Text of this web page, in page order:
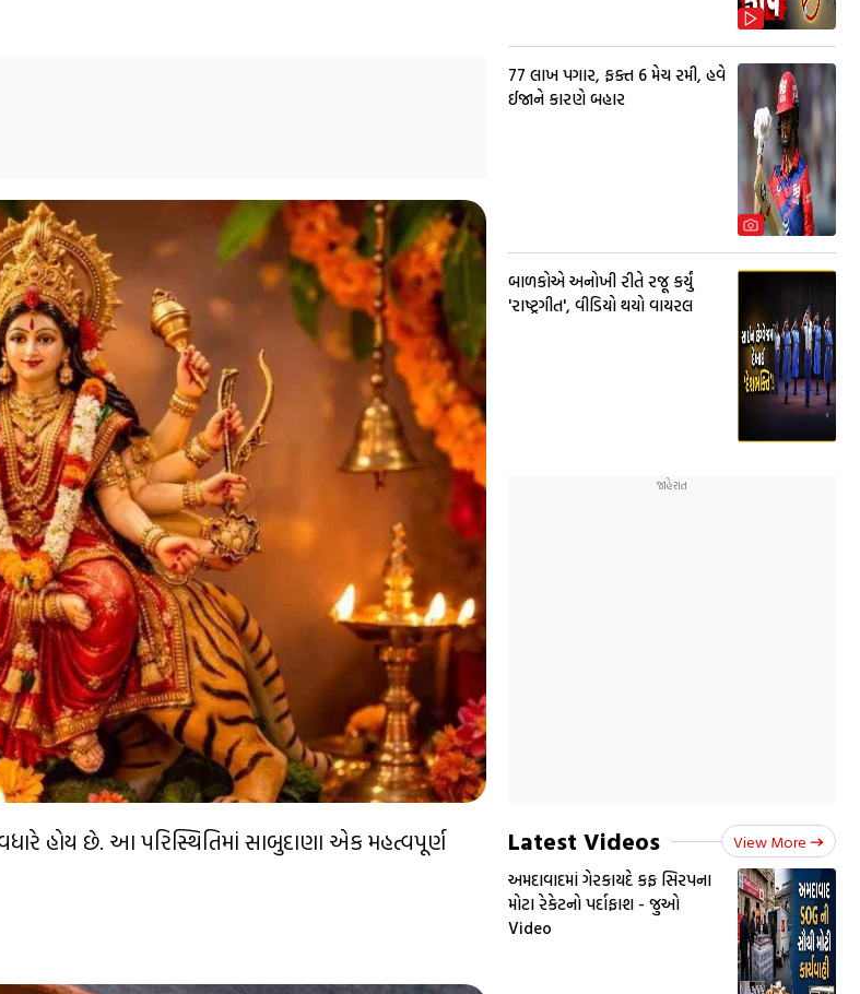
હોય છે. આ પરિસ્થિતિમાં સાબુદાણા એક મહત્વપૂર્ણ
77 લાખ પગાર, ફક્ત 6 મેચ રમી, હવે
ઈજાને કારણે બહાર
બાળકોએ અનોખી રીતે રજૂ કર્યું
'રાષ્ટ્રગીત', વીડિયો થયો વાયરલ
Latest Videos View More
અમદાવાદમાં ગેરકાયદે કફ સિરપના
મોટા રેકેટનો પર્દાફાશ - જુઓ
Video